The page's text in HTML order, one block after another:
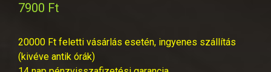
7900 Ft
20000 Ft feletti vásárlás esetén, ingyenes szállítás
(kivéve antik órák)